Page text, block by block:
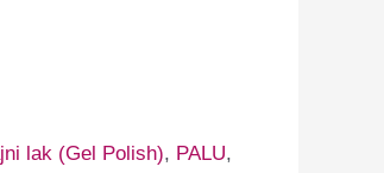
lak (Gel Polish), PALU,